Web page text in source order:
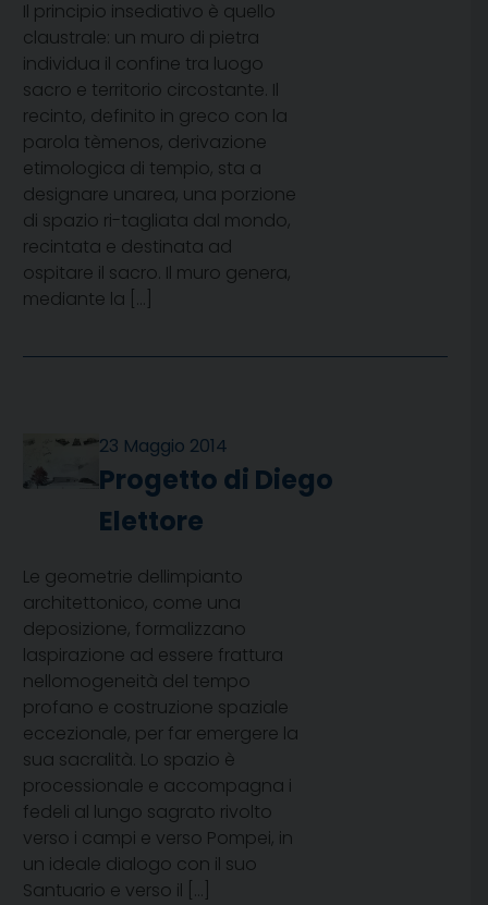
Il principio insediativo è quello
claustrale: un muro di pietra
individua il confine tra luogo
sacro e territorio circostante. Il
recinto, definito in greco con la
parola tèmenos, derivazione
etimologica di tempio, sta a
designare unarea, una porzione
di spazio ri-tagliata dal mondo,
recintata e destinata ad
ospitare il sacro. Il muro genera,
mediante la […]
23 Maggio 2014
Progetto di Diego
Elettore
Le geometrie dellimpianto
architettonico, come una
deposizione, formalizzano
laspirazione ad essere frattura
nellomogeneità del tempo
profano e costruzione spaziale
eccezionale, per far emergere la
sua sacralità. Lo spazio è
processionale e accompagna i
fedeli al lungo sagrato rivolto
verso i campi e verso Pompei, in
un ideale dialogo con il suo
Santuario e verso il […]